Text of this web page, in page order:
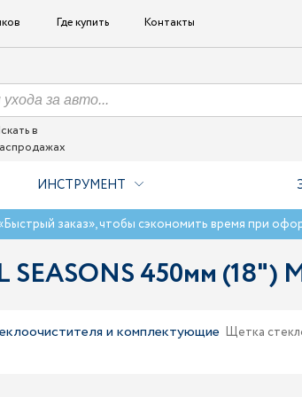
Где купить Контакты
в
ИНСТРУМЕНТ
заказ», чтобы сэкономить время при
450мм (18")
и комплектующие Щетка